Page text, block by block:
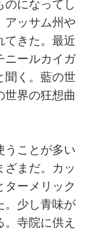
のになってし
アッサム州や
てきた。最近
ニールカイガ
聞く。藍の世
世界の狂想曲
うことが多い
ざまだ。カッ
ターメリック
。少し青味が
寺院に供え